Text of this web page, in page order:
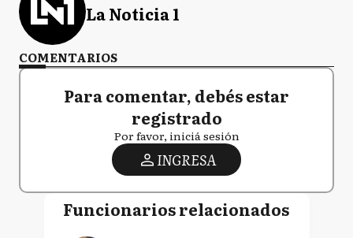
La Noticia 1
COMENTARIOS
Para comentar, debés estar
registrado
Por favor, iniciá sesión
INGRESA
Funcionarios relacionados